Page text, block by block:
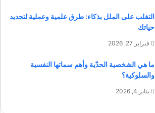
التغلب على الملل بذكاء: طرق علمية وعملية لتجديد
حياتك
فبراير 27, 2026
ما هي الشخصية الحدّية وأهم سماتها النفسية
والسلوكية؟
يناير 4, 2026